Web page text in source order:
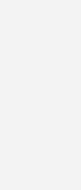
sich die
Elemente
für die
Montage und
der Planung
ganz
WC mit der
freut uns